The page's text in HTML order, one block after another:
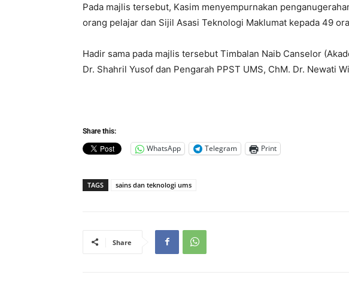
Pada majlis tersebut, Kasim menyempurnakan
orang pelajar dan Sijil Asasi Teknologi Maklumat kepada 49
Hadir sama pada majlis tersebut Timbalan Naib Canselor
Dr. Shahril Yusof dan Pengarah PPST UMS, ChM. Dr. Newati
Share this:
WhatsApp Telegram Print
TAGS sains dan teknologi ums
Share